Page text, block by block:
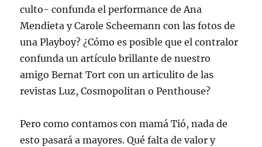
culto- confunda el performance de Ana
Mendieta y Carole Scheemann con las fotos de
una Playboy? ¿Cómo es posible que el contralor
confunda un artículo brillante de nuestro
amigo Bernat Tort con un articulito de las
revistas Luz, Cosmopolitan o Penthouse?
Pero como contamos con mamá Tió, nada de
esto pasará a mayores. Qué falta de valor y